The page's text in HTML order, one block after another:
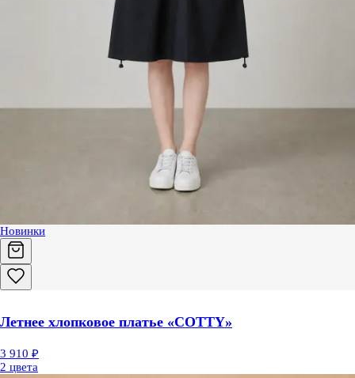
Новинки
Летнее хлопковое платье «COTTY»
3 910 ₽
2 цвета